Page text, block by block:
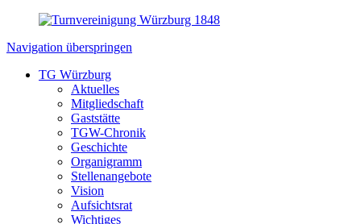
Navigation überspringen
TG Würzburg
Aktuelles
Mitgliedschaft
Gaststätte
TGW-Chronik
Geschichte
Organigramm
Stellenangebote
Vision
Aufsichtsrat
Wichtiges